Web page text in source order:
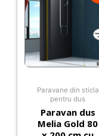
Paravane din sticla
pentru dus
Paravan dus
Melia Gold 80